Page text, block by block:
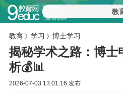
教育 》 学习 》 博士学习
揭秘学术之路：博士
析💰📊
2026-07-03 13:01:16 发布